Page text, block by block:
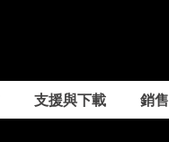
支援與下載 銷